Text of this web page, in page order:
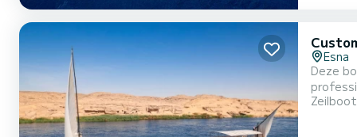
Esna
Deze
diner
Zeilboot